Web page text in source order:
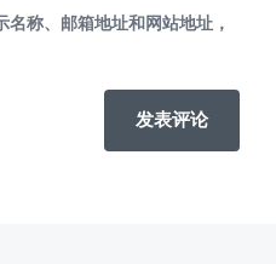
称、邮箱地址和网站地址，